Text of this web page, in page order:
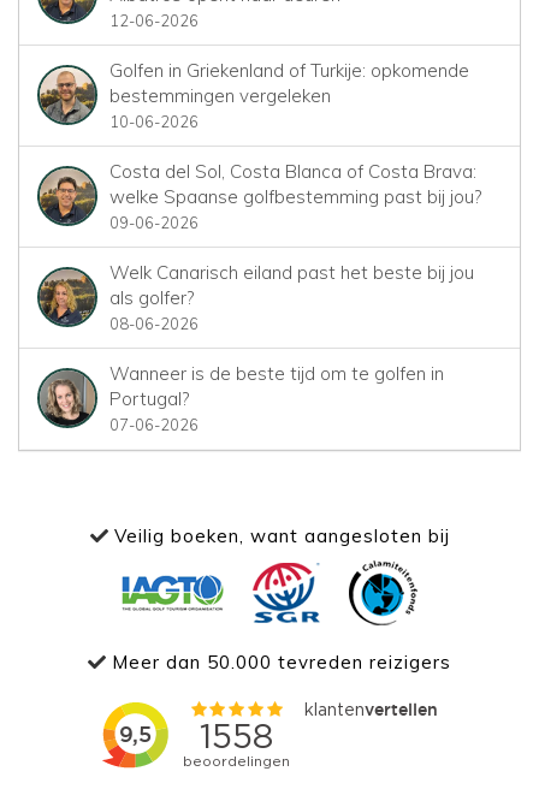
12-06-2026
Golfen in Griekenland of Turkije: opkomende
bestemmingen vergeleken
10-06-2026
Costa del Sol, Costa Blanca of Costa Brava:
welke Spaanse golfbestemming past bij jou?
09-06-2026
Welk Canarisch eiland past het beste bij jou
als golfer?
08-06-2026
Wanneer is de beste tijd om te golfen in
Portugal?
07-06-2026
Veilig boeken, want aangesloten bij
Meer dan 50.000 tevreden reizigers